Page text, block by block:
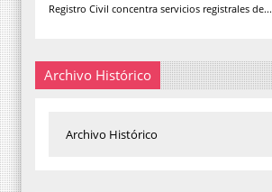
Registro Civil concentra servicios registrales de...
Archivo Histórico